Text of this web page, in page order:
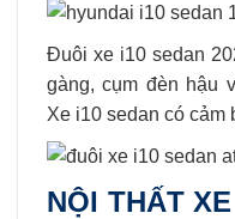
Đuôi xe i10 sedan
gàng, cụm đèn hậu
Xe i10 sedan có cảm
NỘI THẤT